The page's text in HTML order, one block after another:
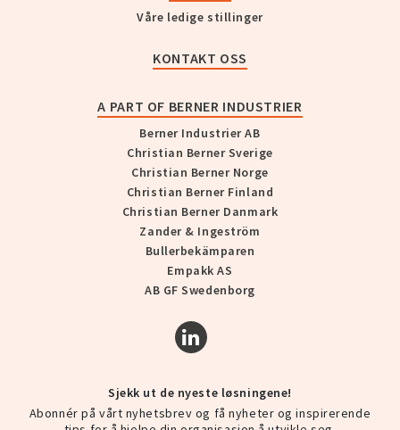
Våre ledige stillinger
KONTAKT OSS
A PART OF BERNER INDUSTRIER
Berner Industrier AB
Christian Berner Sverige
Christian Berner Norge
Christian Berner Finland
Christian Berner Danmark
Zander & Ingeström
Bullerbekämparen
Empakk AS
AB GF Swedenborg
Sjekk ut de nyeste løsningene!
Abonnér på vårt nyhetsbrev og få nyheter og inspirerende